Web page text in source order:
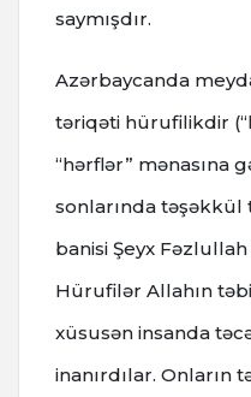
saymışdır.
Azərbaycanda
təriqəti hürufilikdir
“hərflər” mənasına
sonlarında təşəkkül
banisi Şeyx
Hürufilər Allahın
xüsusən insanda
inanırdılar. Onların